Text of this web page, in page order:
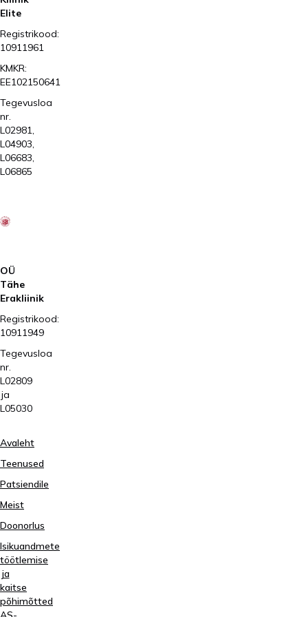
Elite
Registrikood:
10911961
KMKR:
EE102150641
Tegevusloa
nr.
L02981,
L04903,
L06683,
L06865
OÜ
Tähe
Erakliinik
Registrikood:
10911949
Tegevusloa
nr.
L02809
ja
L05030
Avaleht
Teenused
Patsiendile
Meist
Doonorlus
Isikuandmete
töötlemise
ja
kaitse
põhimõtted
2026